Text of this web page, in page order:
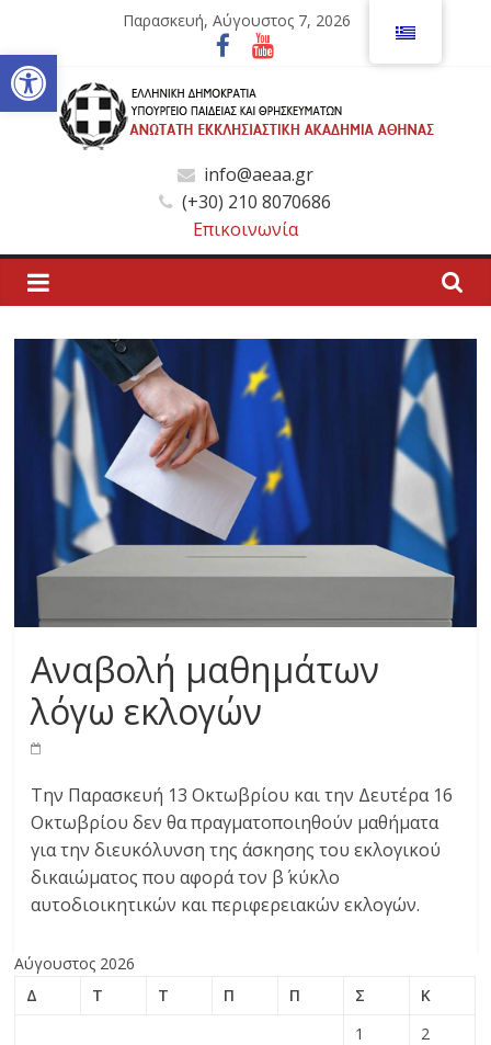
Ανοίξτε τη γραμμή εργαλείων
περιεχόμενο
Παρασκευή, Αύγουστος 7, 2026
Ανώτατη
Εκκλησιαστική
Ακαδημία
Αθηνών
Ανώτατη
Εκκλησιαστική
Ακαδημία
Αθηνών
info@aeaa.gr
(+30) 210 8070686
Επικοινωνία
Αναβολή μαθημάτων
λόγω εκλογών
Την Παρασκευή 13 Οκτωβρίου και την Δευτέρα 16
Οκτωβρίου δεν θα πραγματοποιηθούν μαθήματα
για την διευκόλυνση της άσκησης του εκλογικού
δικαιώματος που αφορά τον β΄ κύκλο
αυτοδιοικητικών και περιφερειακών εκλογών.
Αύγουστος 2026
Δ
Τ Τ Π Π Σ
Κ
1
2